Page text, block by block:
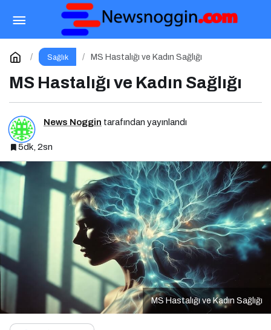
Sağlık MS Hastalığı ve Kadın Sağlığı
MS Hastalığı ve Kadın Sağlığı
News Noggin tarafından yayınlandı
5dk, 2sn
MS Hastalığı ve Kadın Sağlığı
Diyet Yaparken Tartı Neden Bazen Hiç
Oynamaz?
Yorum Yap